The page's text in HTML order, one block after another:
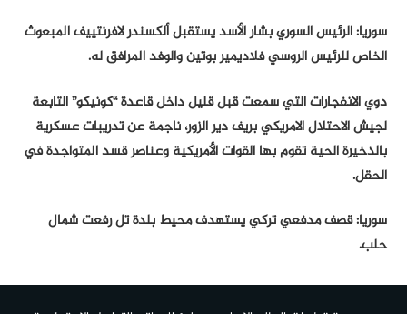
سوريا: الرئيس السوري بشار الأسد يستقبل ألكسندر لافرنتييف المبعوث
الخاص للرئيس الروسي فلاديمير بوتين والوفد المرافق له.
دوي الانفجارات التي سمعت قبل قليل داخل قاعدة “كونيكو” التابعة
لجيش الاحتلال الامريكي بريف دير الزور، ناجمة عن تدريبات عسكرية
بالذخيرة الحية تقوم بها القوات الأمريكية وعناصر قسد المتواجدة في
الحقل.
سوريا: قصف مدفعي تركي يستهدف محيط بلدة تل رفعت شمال
حلب.